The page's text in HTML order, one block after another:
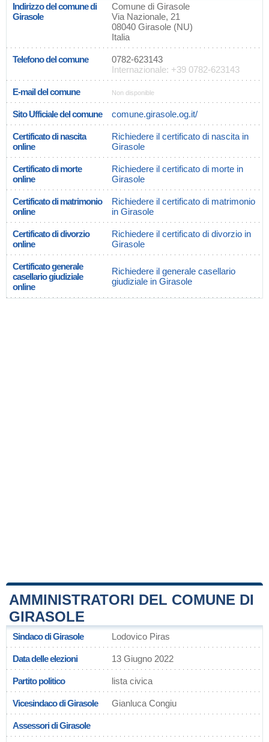
Indirizzo del comune di
Girasole
Comune di Girasole
Via Nazionale, 21
08040 Girasole (NU)
Italia
Telefono del comune
0782-623143
Internazionale: +39 0782-623143
E-mail del comune Non disponible
Sito Ufficiale del comune comune.girasole.og.it/
Certificato di nascita
online
Richiedere il certificato di nascita in
Girasole
Certificato di morte
online
Richiedere il certificato di morte in
Girasole
Certificato di matrimonio
online
Richiedere il certificato di matrimonio
in Girasole
Certificato di divorzio
online
Richiedere il certificato di divorzio in
Girasole
Certificato generale
casellario giudiziale
online
Richiedere il generale casellario
giudiziale in Girasole
AMMINISTRATORI DEL COMUNE DI
GIRASOLE
Sindaco di Girasole Lodovico Piras
Data delle elezioni 13 Giugno 2022
Partito politico lista civica
Vicesindaco di Girasole Gianluca Congiu
Assessori di Girasole